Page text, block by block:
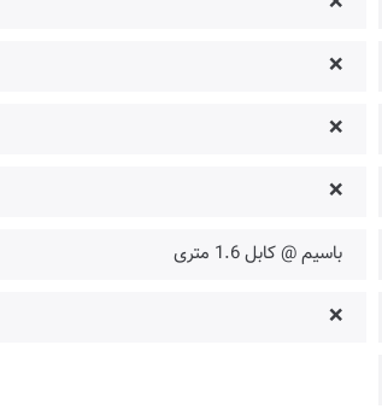
❌
❌
❌
باسیم @ کابل 1.6 متری
❌